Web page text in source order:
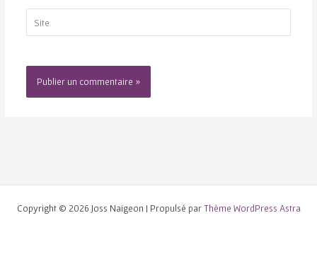
Copyright © 2026 Joss Naigeon | Propulsé parThème WordPress Astra